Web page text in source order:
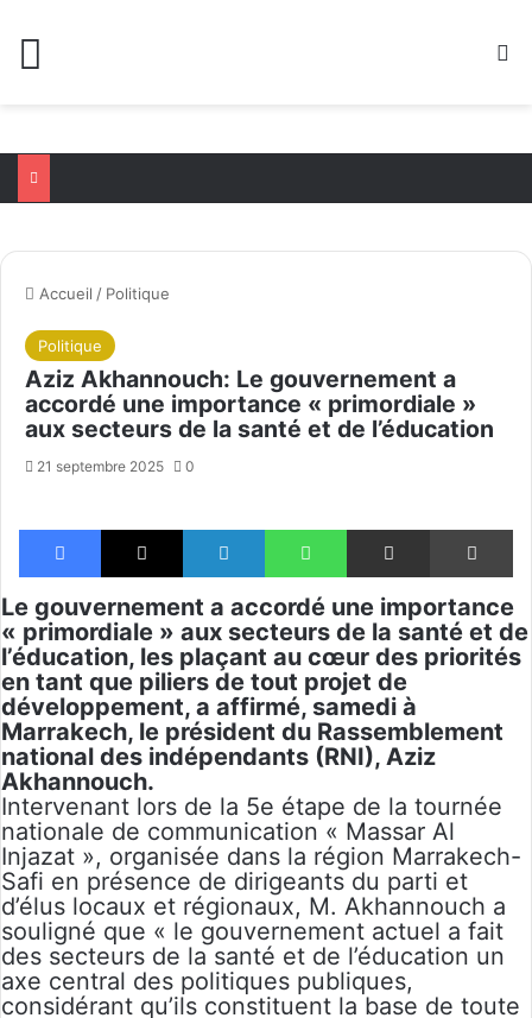
Accueil / Politique
Politique
Aziz Akhannouch: Le gouvernement a
accordé une importance « primordiale »
aux secteurs de la santé et de l’éducation
21 septembre 2025 0
Facebook X Linkedin WhatsApp Partager par email
Le gouvernement a accordé une importance
« primordiale » aux secteurs de la santé et de
l’éducation, les plaçant au cœur des priorités
en tant que piliers de tout projet de
développement, a affirmé, samedi à
Marrakech, le président du Rassemblement
national des indépendants (RNI), Aziz
Akhannouch.
Intervenant lors de la 5e étape de la tournée
nationale de communication « Massar Al
Injazat », organisée dans la région Marrakech-
Safi en présence de dirigeants du parti et
d’élus locaux et régionaux, M. Akhannouch a
souligné que « le gouvernement actuel a fait
des secteurs de la santé et de l’éducation un
axe central des politiques publiques,
considérant qu’ils constituent la base de toute